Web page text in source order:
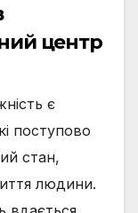
центр
є
поступово
стан,
людини.